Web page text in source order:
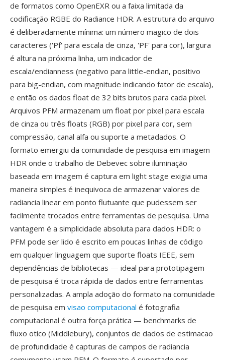
de formatos como OpenEXR ou a faixa limitada da
codificação RGBE do Radiance HDR. A estrutura do arquivo
é deliberadamente mínima: um número magico de dois
caracteres ('Pf' para escala de cinza, 'PF' para cor), largura
é altura na próxima linha, um indicador de
escala/endianness (negativo para little-endian, positivo
para big-endian, com magnitude indicando fator de escala),
e então os dados float de 32 bits brutos para cada pixel.
Arquivos PFM armazenam um float por pixel para escala
de cinza ou três floats (RGB) por pixel para cor, sem
compressão, canal alfa ou suporte a metadados. O
formato emergiu da comunidade de pesquisa em imagem
HDR onde o trabalho de Debevec sobre iluminação
baseada em imagem é captura em light stage exigia uma
maneira simples é inequivoca de armazenar valores de
radiancia linear em ponto flutuante que pudessem ser
facilmente trocados entre ferramentas de pesquisa. Uma
vantagem é a simplicidade absoluta para dados HDR: o
PFM pode ser lido é escrito em poucas linhas de código
em qualquer linguagem que suporte floats IEEE, sem
dependências de bibliotecas — ideal para prototipagem
de pesquisa é troca rápida de dados entre ferramentas
personalizadas. A ampla adoção do formato na comunidade
de pesquisa em visao computacional é fotografia
computacional é outra força prática — benchmarks de
fluxo otico (Middlebury), conjuntos de dados de estimacao
de profundidade é capturas de campos de radiancia